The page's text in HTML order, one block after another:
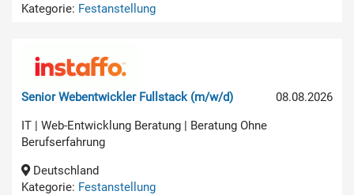
Kategorie: Festanstellung
08.08.2026
Senior Webentwickler Fullstack (m/w/d)
IT | Web-Entwicklung Beratung | Beratung Ohne
Berufserfahrung
Deutschland
Kategorie: Festanstellung